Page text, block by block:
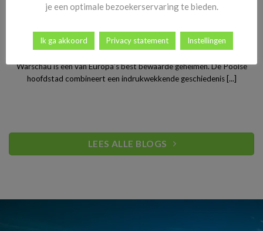
Stedentrip Warschau: ontdek de verrassende charme van
Polen’s bruisende hoofdstad
Warschau is een van Europa’s best bewaarde geheimen. De Poolse
hoofdstad combineert een indrukwekkende geschiedenis [...]
LEES ALLE BLOGS
je een optimale bezoekerservaring te bieden.
Ik ga akkoord Privacy statement Instellingen